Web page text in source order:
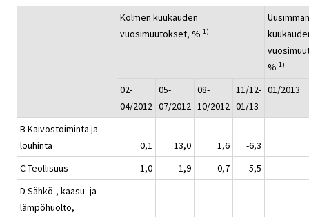
Kolmen kuukauden
vuosimuutokset, % 1)
Uusimman
% 1)
02-
04/2012
05-
07/2012
08-
10/2012
11/12-
01/13
01/2013
B Kaivostoiminta ja
louhinta
0,1 13,0 1,6
-6,3
C Teollisuus
1,0 1,9 -0,7 -5,5
D Sähkö-, kaasu- ja
lämpöhuolto,